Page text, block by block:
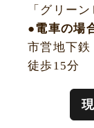
「グリー
●電車の場
市営地下鉄
徒歩15分